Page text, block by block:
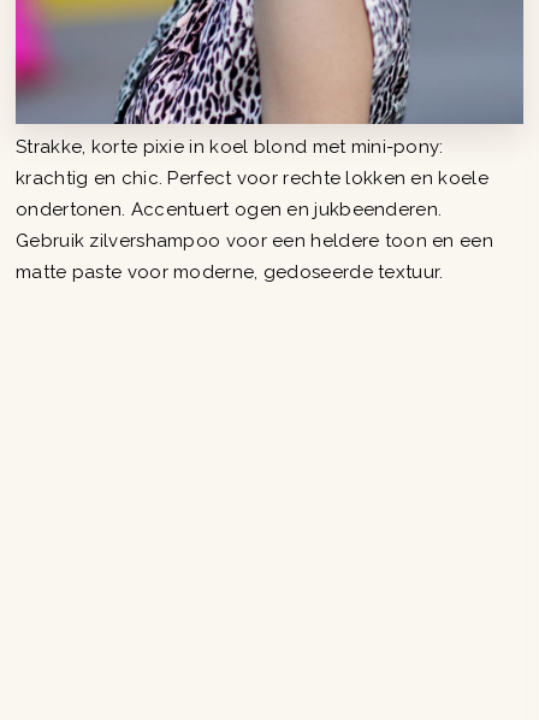
Strakke, korte pixie in koel blond met mini-pony:
krachtig en chic. Perfect voor rechte lokken en koele
ondertonen. Accentuert ogen en jukbeenderen.
Gebruik zilvershampoo voor een heldere toon en een
matte paste voor moderne, gedoseerde textuur.